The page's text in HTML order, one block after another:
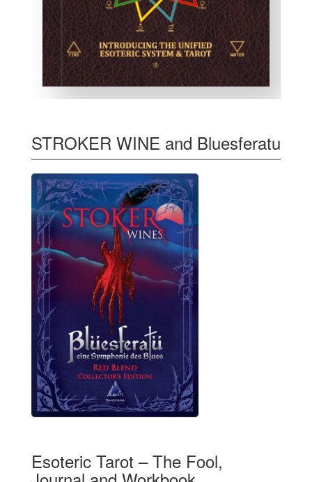
STROKER WINE and Bluesferatu
Esoteric Tarot – The Fool,